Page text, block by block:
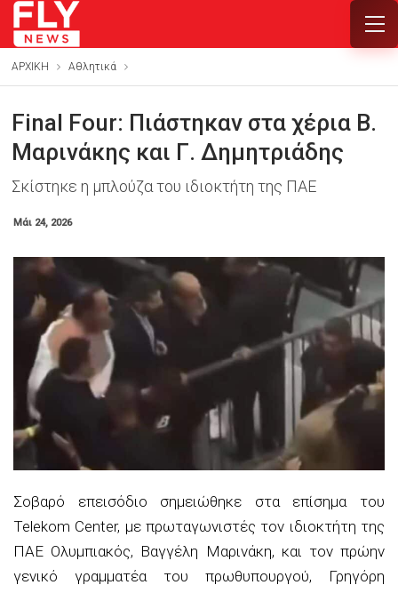
ΑΡΧΙΚΗ Αθλητικά
Final Four: Πιάστηκαν στα χέρια Β.
Μαρινάκης και Γ. Δημητριάδης
Σκίστηκε η μπλούζα του ιδιοκτήτη της ΠΑΕ
Μάι 24, 2026
Σοβαρό επεισόδιο σημειώθηκε στα επίσημα του
Telekom Center, με πρωταγωνιστές τον ιδιοκτήτη της
ΠΑΕ Ολυμπιακός, Βαγγέλη Μαρινάκη, και τον πρώην
γενικό γραμματέα του πρωθυπουργού, Γρηγόρη